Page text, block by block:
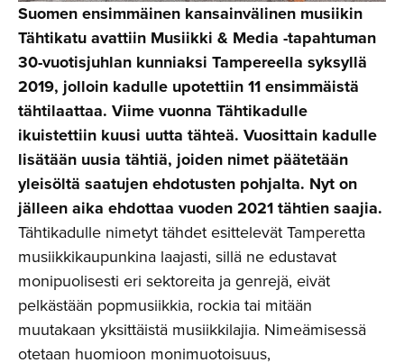
Suomen ensimmäinen kansainvälinen musiikin
Tähtikatu avattiin Musiikki & Media -tapahtuman
30-vuotisjuhlan kunniaksi Tampereella syksyllä
2019, jolloin kadulle upotettiin 11 ensimmäistä
tähtilaattaa. Viime vuonna Tähtikadulle
ikuistettiin kuusi uutta tähteä. Vuosittain kadulle
lisätään uusia tähtiä, joiden nimet päätetään
yleisöltä saatujen ehdotusten pohjalta. Nyt on
jälleen aika ehdottaa vuoden 2021 tähtien saajia.
Tähtikadulle nimetyt tähdet esittelevät Tamperetta
musiikkikaupunkina laajasti, sillä ne edustavat
monipuolisesti eri sektoreita ja genrejä, eivät
pelkästään popmusiikkia, rockia tai mitään
muutakaan yksittäistä musiikkilajia. Nimeämisessä
otetaan huomioon monimuotoisuus,